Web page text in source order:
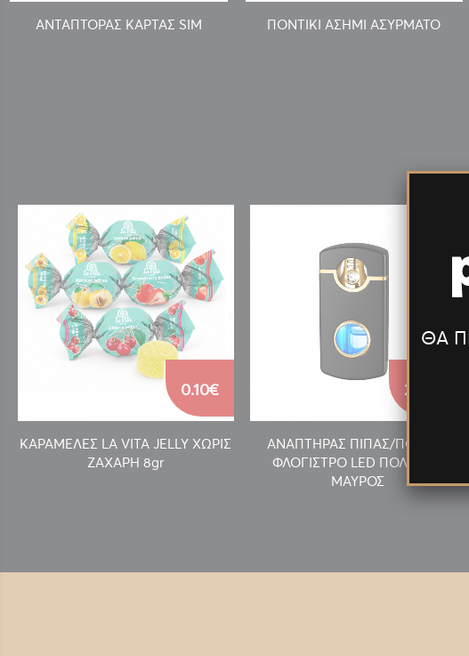
ΑΝΤΑΠΤΟΡΑΣ ΚΑΡΤΑΣ SIM ΠΟΝΤΙΚΙ ΑΣΗΜΙ ΑΣΥΡΜΑΤΟ
ΚΑΡΑΜΕΛΕΣ LA VITA JELLY ΧΩΡΙΣ
ΖΑΧΑΡΗ 8gr
0.10€
ΑΝΑΠΤΗΡΑΣ ΠΙΠΑΣ/ΠΟΥΡΟΥ
ΦΛΟΓΙΣΤΡΟ LED ΠΟΛΥΤΕΛ.
ΜΑΥΡΟΣ
27.55€
ΘΑ